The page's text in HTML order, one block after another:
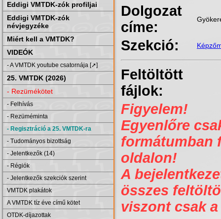
Eddigi VMTDK-zók profiljai
Eddigi VMTDK-zók
névjegyzéke
Miért kell a VMTDK?
VIDEÓK
- A VMTDK youtube csatornája [➚]
25. VMTDK (2026)
- Rezümékötet
- Felhívás
- Rezüméminta
- Regisztráció a 25. VMTDK-ra
- Tudományos bizottság
- Jelentkezők (14)
- Régiók
- Jelentkezők szekciók szerint
VMTDK plakátok
A VMTDK tíz éve című kötet
OTDK-díjazottak
Dolgozat
címe:
Szekció:
Feltöltött
fájlok:
Figyelem!
Egyenlőre
formátumban
oldalon!
A
összes
viszont csak